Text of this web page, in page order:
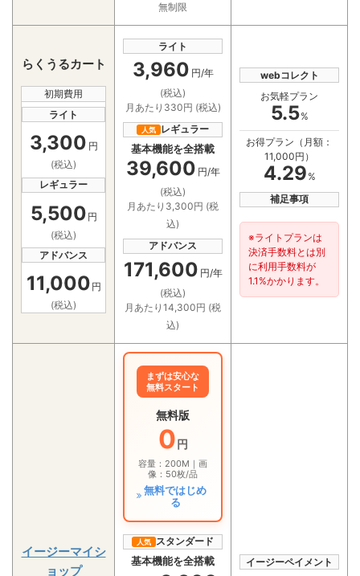
無制限
らくうるカート
初期費用
ライト
3,300 円
(税込)
レギュラー
5,500 円
(税込)
アドバンス
11,000 円
(税込)
ライト
3,960 円/年
(税込)
月あたり330円 (税込)
人気
レギュラー
基本機能を全搭載
39,600 円/年
(税込)
月あたり3,300円 (税
込)
アドバンス
171,600 円/年
(税込)
月あたり14,300円 (税
込)
webコレクト
お気軽プラン
5.5%
お得プラン（月額：
11,000円）
4.29 %
補足事項
※ライトプランは
決済手数料とは別
に利用手数料が
1.1%かかります。
イージーマイシ
ョップ
まずは安心な
無料スタート
無料版
0円
容量：200M｜画
像：50枚/品
無料ではじめ
る
人気
スタンダード
基本機能を全搭載
イージーペイメント